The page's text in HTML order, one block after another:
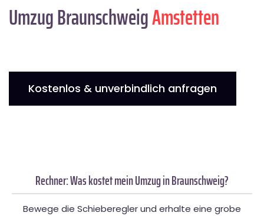
Umzug BraunschweigAmstetten
Kostenlos & unverbindlich anfragen
Rechner: Was kostet mein Umzug in Braunschweig?
Bewege die Schieberegler und erhalte eine grobe